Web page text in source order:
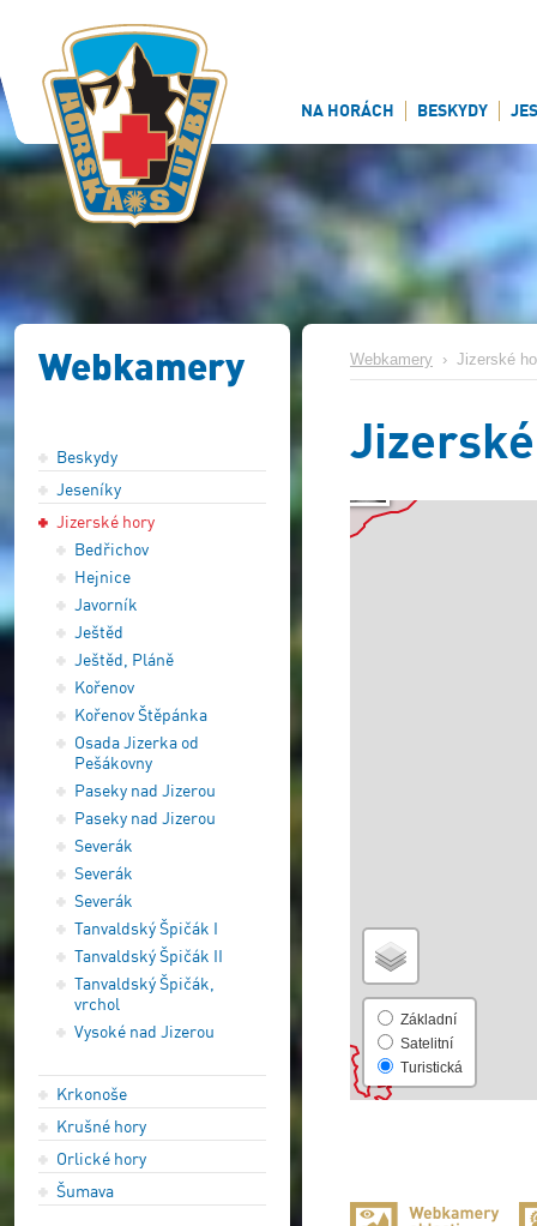
NA HORÁCH BESKYDY
Webkamery
Beskydy
Jeseníky
Jizerské hory
Bedřichov
Hejnice
Javorník
Ještěd
Ještěd, Pláně
Kořenov
Kořenov Štěpánka
Osada Jizerka od
Pešákovny
Paseky nad Jizerou
Paseky nad Jizerou
Severák
Severák
Severák
Tanvaldský Špičák I
Tanvaldský Špičák II
Tanvaldský Špičák,
vrchol
Vysoké nad Jizerou
Krkonoše
Krušné hory
Orlické hory
Šumava
Webkamery › Jizerské
Základní
Satelitní
Turistická